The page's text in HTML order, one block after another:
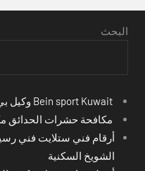
البحث
مكافحة حشرات الحدائق
أرقام فني ستلايت فني
الشويخ السكنية